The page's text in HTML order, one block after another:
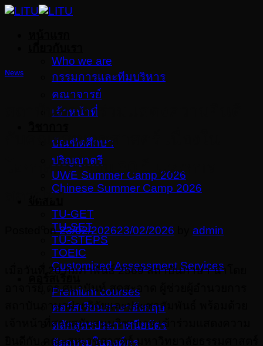
Skip
Who we are
กรรมการและทีมบริหาร
คณาจารย์
เจ้าหน้าที่
บัณฑิตศึกษา
ปริญญาตรี
UWE Summer Camp 2026
Chinese Summer Camp 2026
TU-GET
TU-SET
TU-STEPS
TOEIC
Customized Assessment Services
Premium courses
คอร์สเรียนภาษาอังกฤษ
หลักสูตรประกาศนียบัตร
จัดอบรมในองค์กร
News
สถาบันภาษาร่วมแสดงความยินดี
กับคณะสหเวชศาสตร์ เนื่องใน
โอกาสครบรอบ 30 ปี แห่งการ
สถาปนา
Posted on23/02/202623/02/2026 admin
เมื่อวันที่ 20 กุมภาพันธ์ 2569 สถาบันภาษา นำโดย
อาจารย์ ดร.ศมานันท์ สุดสะอาด ผู้ช่วยผู้อำนวยการ
สถาบันภาษาฝ่ายวิจัยและประชาสัมพันธ์ พร้อมด้วย
เจ้าหน้าที่สายสนับสนุนวิชาการ เข้าร่วมแสดงความ
ยินดีกับ คณะสหเวชศาสตร์ มหาวิทยาลัยธรรมศาสตร์